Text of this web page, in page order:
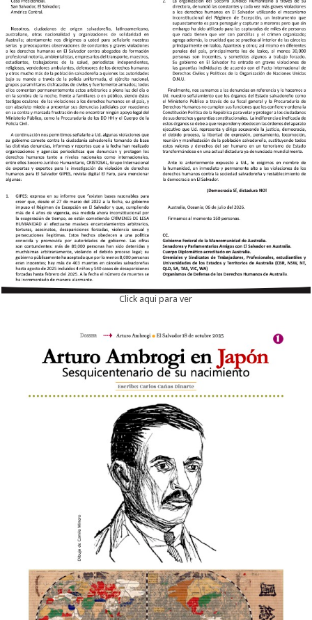
Click aqui para ver